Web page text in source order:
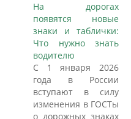
1 января того года,
когда вступил в
силу новый ГОСТ
для таких знаков.
Однако к концу года
ее снова стали
активно обсуждать.
До начала 2025
года ГОСТ допускал
На дорогах
появятся новые
знаки и таблички:
Что нужно знать
водителю
С 1 января 2026
года в России
вступают в силу
изменения в ГОСТы
о дорожных знаках